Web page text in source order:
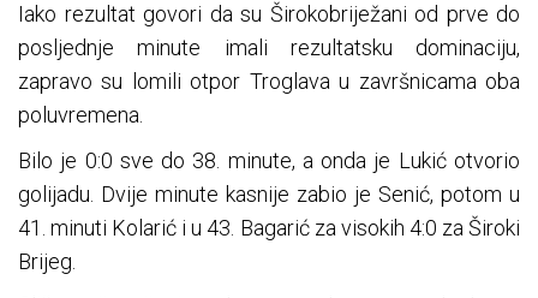
Iako rezultat govori da su Širokobriježani od prve do
posljednje minute imali rezultatsku dominaciju,
zapravo su lomili otpor Troglava u završnicama oba
poluvremena.
Bilo je 0:0 sve do 38. minute, a onda je Lukić otvorio
golijadu. Dvije minute kasnije zabio je Senić, potom u
41. minuti Kolarić i u 43. Bagarić za visokih 4:0 za Široki
Brijeg.